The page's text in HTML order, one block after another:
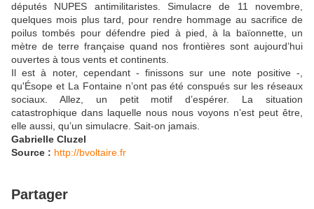
députés NUPES antimilitaristes. Simulacre de 11 novembre,
quelques mois plus tard, pour rendre hommage au sacrifice de
poilus tombés pour défendre pied à pied, à la baïonnette, un
mètre de terre française quand nos frontières sont aujourd’hui
ouvertes à tous vents et continents.
Il est à noter, cependant - finissons sur une note positive -,
qu'Ésope et La Fontaine n’ont pas été conspués sur les réseaux
sociaux. Allez, un petit motif d’espérer. La situation
catastrophique dans laquelle nous nous voyons n’est peut être,
elle aussi, qu’un simulacre. Sait-on jamais.
Gabrielle Cluzel
Source : http://bvoltaire.fr
Partager